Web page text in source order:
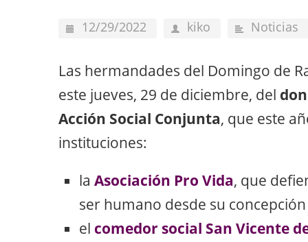
12/29/2022 kiko Noticias
Las hermandades del Domingo de
este jueves, 29 de diciembre, del
Acción Social Conjunta, que este
instituciones:
la Asociación Pro Vida, que
ser humano desde su
el comedor social San Vicente